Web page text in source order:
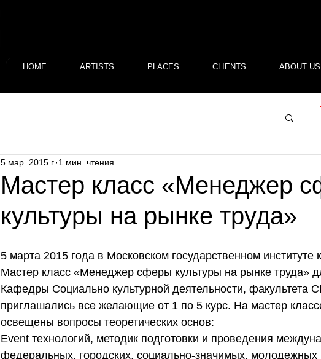
Мастер класс «Менеджер
культуры на рынке труда»
5 мар. 2015 г. 1 мин. чтения
5 марта 2015 года в Московском государственном институте
Мастер класс «Менеджер сферы культуры на рынке труда»
Кафедры Социально культурной деятельности, факультета
приглашались все желающие от 1 по 5 курс. На мастер
освещены вопросы теоретических основ:
Event технологий, методик подготовки и проведения
федеральных, городских, социально-значимых,
HOME ARTISTS PLACES CLIENTS ABOUT US